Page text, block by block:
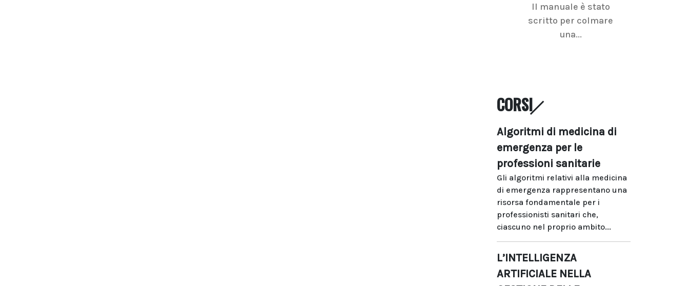
Il manuale è stato
scritto per colmare
una...
CORSI
Algoritmi di medicina di
emergenza per le
professioni sanitarie
Gli algoritmi relativi alla medicina
di emergenza rappresentano una
risorsa fondamentale per i
professionisti sanitari che,
ciascuno nel proprio ambito...
L’INTELLIGENZA
ARTIFICIALE NELLA